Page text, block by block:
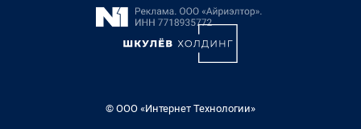
© ООО «Интернет Технологии»